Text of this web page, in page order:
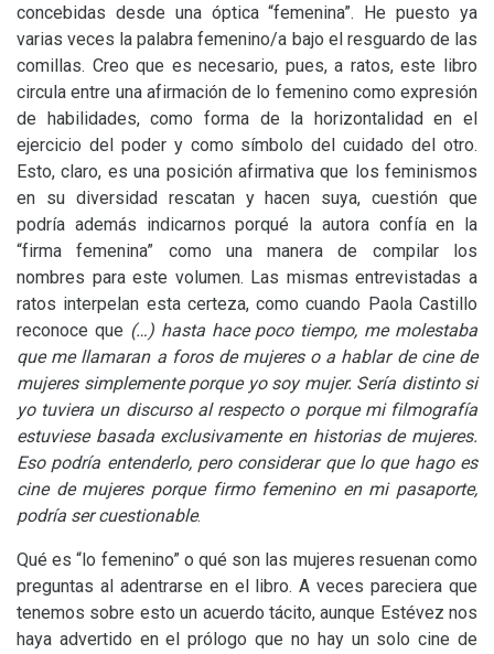
concebidas desde una óptica “femenina”. He puesto ya
varias veces la palabra femenino/a bajo el resguardo de las
comillas. Creo que es necesario, pues, a ratos, este libro
circula entre una afirmación de lo femenino como expresión
de habilidades, como forma de la horizontalidad en el
ejercicio del poder y como símbolo del cuidado del otro.
Esto, claro, es una posición afirmativa que los feminismos
en su diversidad rescatan y hacen suya, cuestión que
podría además indicarnos porqué la autora confía en la
“firma femenina” como una manera de compilar los
nombres para este volumen. Las mismas entrevistadas a
ratos interpelan esta certeza, como cuando Paola Castillo
reconoce que (…) hasta hace poco tiempo, me molestaba
que me llamaran a foros de mujeres o a hablar de cine de
mujeres simplemente porque yo soy mujer. Sería distinto si
yo tuviera un discurso al respecto o porque mi filmografía
estuviese basada exclusivamente en historias de mujeres.
Eso podría entenderlo, pero considerar que lo que hago es
cine de mujeres porque firmo femenino en mi pasaporte,
podría ser cuestionable.
Qué es “lo femenino” o qué son las mujeres resuenan como
preguntas al adentrarse en el libro. A veces pareciera que
tenemos sobre esto un acuerdo tácito, aunque Estévez nos
haya advertido en el prólogo que no hay un solo cine de